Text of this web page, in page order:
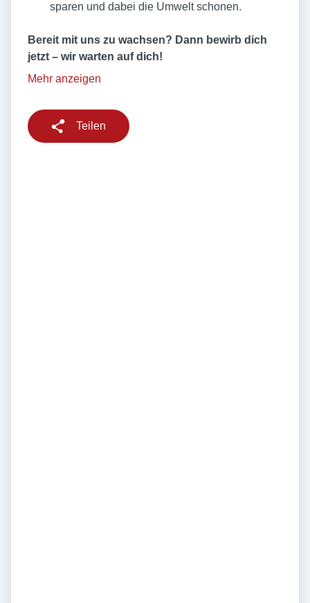
sparen und dabei die Umwelt schonen.
Bereit mit uns zu wachsen? Dann bewirb dich
jetzt – wir warten auf dich!
Mehr anzeigen
Teilen